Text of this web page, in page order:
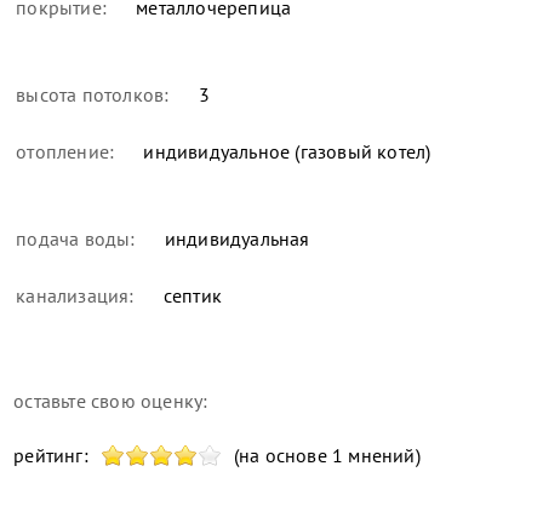
покрытие: металлочерепица
высота потолков: 3
отопление: индивидуальное (газовый котел)
подача воды: индивидуальная
канализация: септик
оставьте свою оценку:
рейтинг: (на основе 1 мнений)